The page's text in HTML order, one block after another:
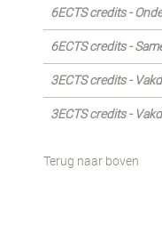
6ECTS credits -
6ECTS credits -
3ECTS credits -
3ECTS credits -
Terug naar boven